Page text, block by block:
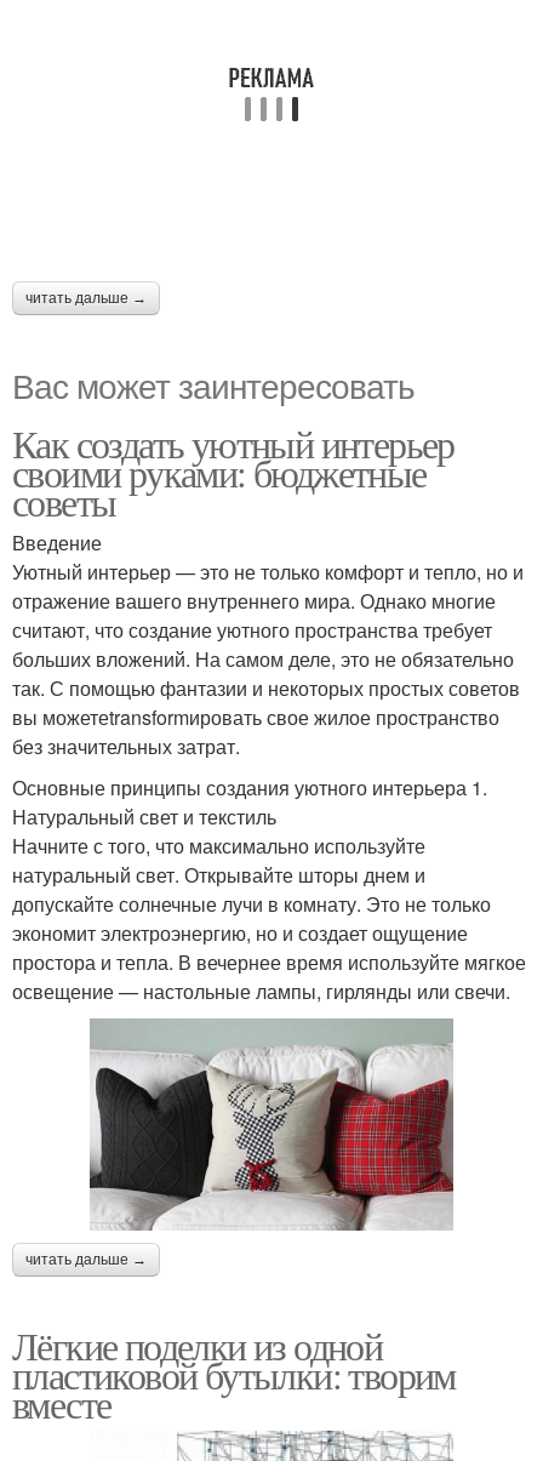
читать дальше →
Вас может заинтересовать
Как создать уютный интерьер
своими руками: бюджетные
советы
Введение
Уютный интерьер — это не только комфорт и тепло, но и
отражение вашего внутреннего мира. Однако многие
считают, что создание уютного пространства требует
больших вложений. На самом деле, это не обязательно
так. С помощью фантазии и некоторых простых советов
вы можетеtransformировать свое жилое пространство
без значительных затрат.
Основные принципы создания уютного интерьера 1.
Натуральный свет и текстиль
Начните с того, что максимально используйте
натуральный свет. Открывайте шторы днем и
допускайте солнечные лучи в комнату. Это не только
экономит электроэнергию, но и создает ощущение
простора и тепла. В вечернее время используйте мягкое
освещение — настольные лампы, гирлянды или свечи.
читать дальше →
Лёгкие поделки из одной
пластиковой бутылки: творим
вместе